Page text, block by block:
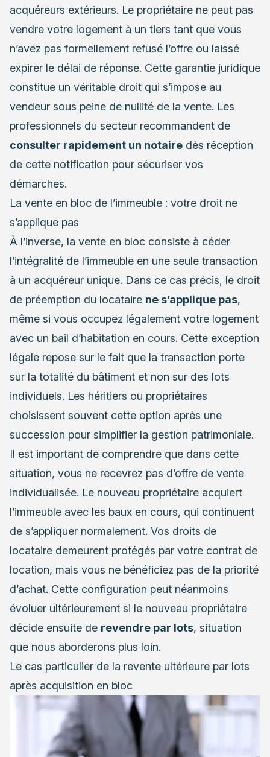
acquéreurs extérieurs. Le propriétaire ne peut pas
vendre votre logement à un tiers tant que vous
n’avez pas formellement refusé l’offre ou laissé
expirer le délai de réponse. Cette garantie juridique
constitue un véritable droit qui s’impose au
vendeur sous peine de nullité de la vente. Les
professionnels du secteur recommandent de
consulter rapidement un notaire dès réception
de cette notification pour sécuriser vos
démarches.
La vente en bloc de l’immeuble : votre droit ne
s’applique pas
À l’inverse, la vente en bloc consiste à céder
l’intégralité de l’immeuble en une seule transaction
à un acquéreur unique. Dans ce cas précis, le droit
de préemption du locataire ne s’applique pas,
même si vous occupez légalement votre logement
avec un bail d’habitation en cours. Cette exception
légale repose sur le fait que la transaction porte
sur la totalité du bâtiment et non sur des lots
individuels. Les héritiers ou propriétaires
choisissent souvent cette option après une
succession pour simplifier la gestion patrimoniale.
Il est important de comprendre que dans cette
situation, vous ne recevrez pas d’offre de vente
individualisée. Le nouveau propriétaire acquiert
l’immeuble avec les baux en cours, qui continuent
de s’appliquer normalement. Vos droits de
locataire demeurent protégés par votre contrat de
location, mais vous ne bénéficiez pas de la priorité
d’achat. Cette configuration peut néanmoins
évoluer ultérieurement si le nouveau propriétaire
décide ensuite de revendre par lots, situation
que nous aborderons plus loin.
Le cas particulier de la revente ultérieure par lots
après acquisition en bloc